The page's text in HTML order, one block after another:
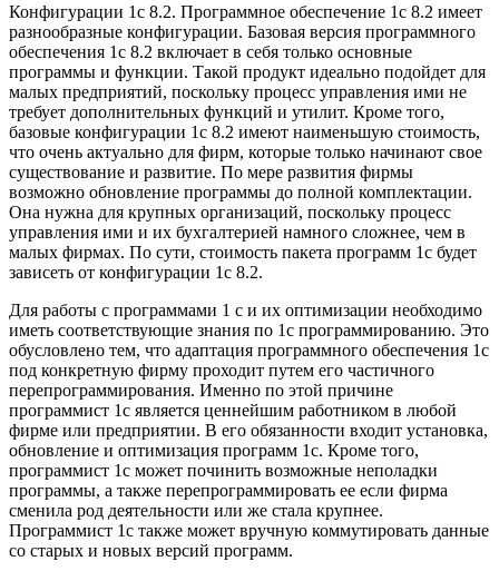
Конфигурации 1с 8.2. Программное обеспечение 1с 8.2 имеет
разнообразные конфигурации. Базовая версия программного
обеспечения 1с 8.2 включает в себя только основные
программы и функции. Такой продукт идеально подойдет для
малых предприятий, поскольку процесс управления ими не
требует дополнительных функций и утилит. Кроме того,
базовые конфигурации 1с 8.2 имеют наименьшую стоимость,
что очень актуально для фирм, которые только начинают свое
существование и развитие. По мере развития фирмы
возможно обновление программы до полной комплектации.
Она нужна для крупных организаций, поскольку процесс
управления ими и их бухгалтерией намного сложнее, чем в
малых фирмах. По сути, стоимость пакета программ 1с будет
зависеть от конфигурации 1с 8.2.
Для работы с программами 1 с и их оптимизации необходимо
иметь соответствующие знания по 1с программированию. Это
обусловлено тем, что адаптация программного обеспечения 1с
под конкретную фирму проходит путем его частичного
перепрограммирования. Именно по этой причине
программист 1с является ценнейшим работником в любой
фирме или предприятии. В его обязанности входит установка,
обновление и оптимизация программ 1с. Кроме того,
программист 1с может починить возможные неполадки
программы, а также перепрограммировать ее если фирма
сменила род деятельности или же стала крупнее.
Программист 1с также может вручную коммутировать данные
со старых и новых версий программ.